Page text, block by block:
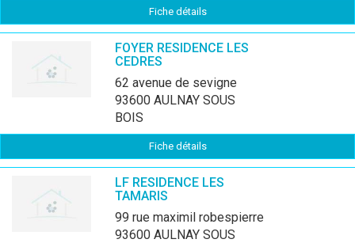
Fiche détails
FOYER RESIDENCE LES
CEDRES
62 avenue de sevigne
93600 AULNAY SOUS
BOIS
Fiche détails
LF RESIDENCE LES
TAMARIS
99 rue maximil robespierre
93600 AULNAY SOUS